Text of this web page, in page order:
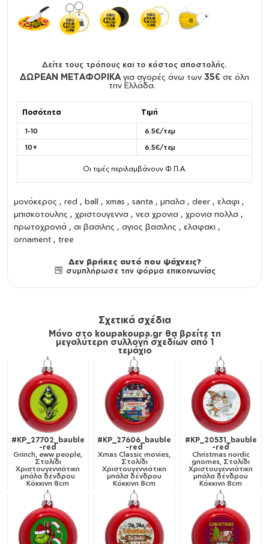
Δείτε τους τρόπους και το κόστος αποστολής.
ΔΩΡΕΑΝ ΜΕΤΑΦΟΡΙΚΑ για αγορές άνω των 35€ σε όλη
την Ελλάδα.
Ποσότητα Τιμή
1-10
6.5€/τεμ
10+
6.5€/τεμ
Οι τιμές περιλαμβάνουν Φ.Π.Α.
μονόκερος , red , ball , xmas , santa , μπαλα , deer , ελαφι ,
μπισκοτουλης , χριστουγεννα , νεα χρονια , χρονια πολλα ,
πρωτοχρονιά , αι βασιλης , αγιος βασιλης , ελαφακι ,
ornament , tree
Δεν βρήκες αυτό που ψάχνεις?
συμπλήρωσε την φόρμα επικοινωνίας
Σχετικά σχέδια
Μόνο στο koupakoupa.gr θα βρείτε τη
μεγαλύτερη συλλογή σχεδίων από 1
τεμάχιο
#KP_27702_bauble
-red
Grinch, eww people,
Στολίδι
Χριστουγεννιάτικη
μπάλα δένδρου
Κόκκινη 8cm
#KP_27606_bauble
-red
Xmas Classic movies,
Στολίδι
Χριστουγεννιάτικη
μπάλα δένδρου
Κόκκινη 8cm
#KP_20531_bauble
-red
Christmas nordic
gnomes, Στολίδι
Χριστουγεννιάτικη
μπάλα δένδρου
Κόκκινη 8cm